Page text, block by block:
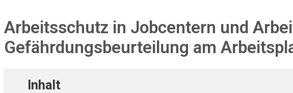
Arbeitsschutz in Jobcentern und
Gefährdungsbeurteilung am
Inhalt